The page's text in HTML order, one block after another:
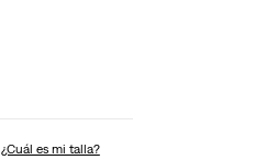
¿Cuál es mi talla?